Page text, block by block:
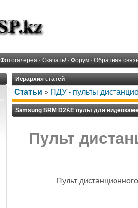
Фотогалерея · Скачать! · Форум · Обратная связь
Иерархия статей
Статьи » ПДУ - пульты
Samsung BRM D2AE пульт для
Пульт
Пульт